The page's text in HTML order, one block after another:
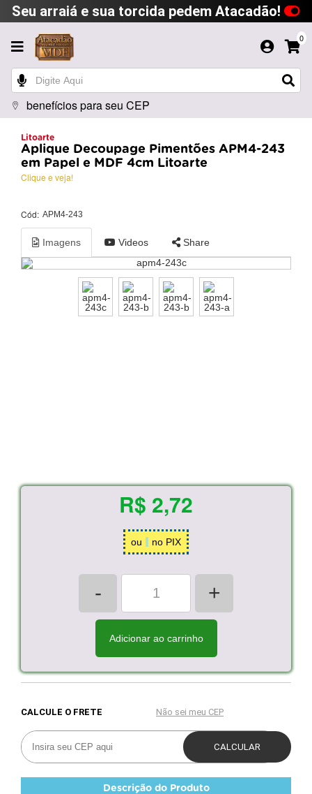
Seu arraiá e sua torcida pedem Atacadão!
0
benefícios para seu CEP
Litoarte
Aplique Decoupage Pimentões APM4-243
em Papel e MDF 4cm Litoarte
Clique e veja!
Cód: APM4-243
Imagens Videos Share
R$ 2,72
ou no PIX
- +
Adicionar ao carrinho
Descrição do Produto